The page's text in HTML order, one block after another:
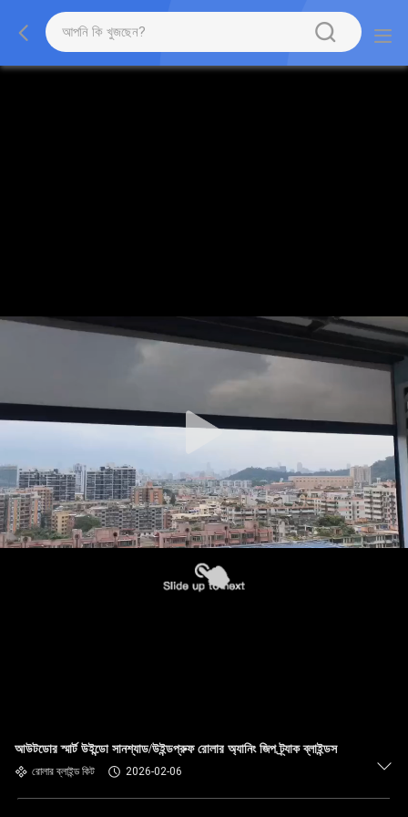
আউটডোর স্মার্ট উইন্ডো সানশ্যাড/উইন্ডপ্রুফ রোলার অ্যানিং জিপ ট্র্যাক ব্লাইন্ডস
রোলার ব্লাইন্ড কিট 2026-02-06